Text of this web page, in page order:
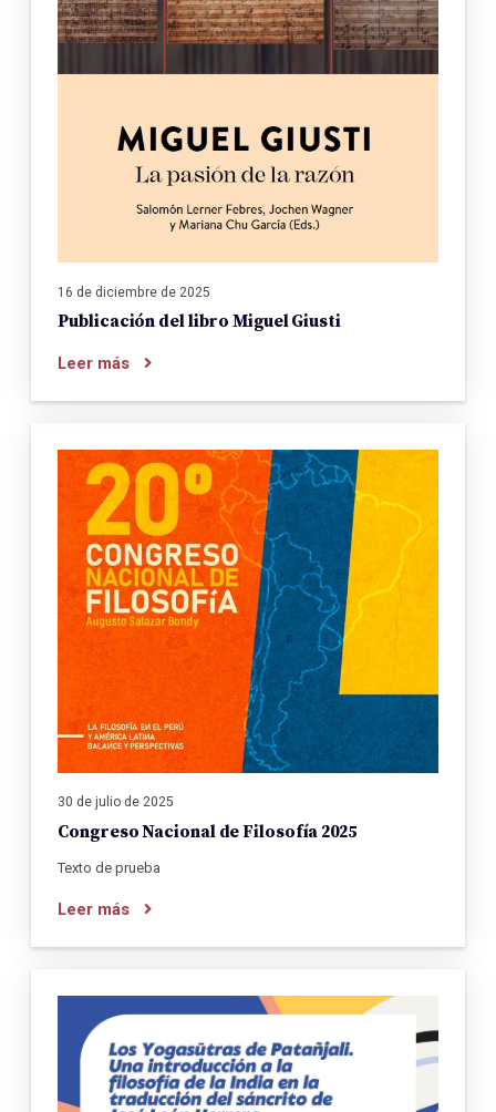
16 de diciembre de 2025
Publicación del libro Miguel Giusti
Leer más
30 de julio de 2025
Congreso Nacional de Filosofía 2025
Texto de prueba
Leer más